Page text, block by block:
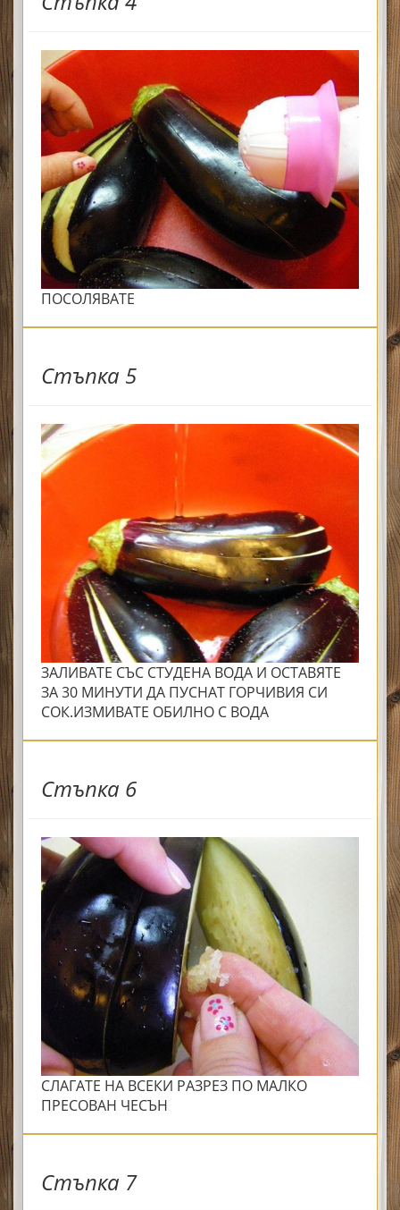
ПОСОЛЯВАТЕ
Стъпка 5
ЗАЛИВАТЕ СЪС СТУДЕНА ВОДА И ОСТАВЯТЕ
ЗА 30 МИНУТИ ДА ПУСНАТ ГОРЧИВИЯ СИ
СОК.ИЗМИВАТЕ ОБИЛНО С ВОДА
Стъпка 6
СЛАГАТЕ НА ВСЕКИ РАЗРЕЗ ПО МАЛКО
ПРЕСОВАН ЧЕСЪН
Стъпка 7